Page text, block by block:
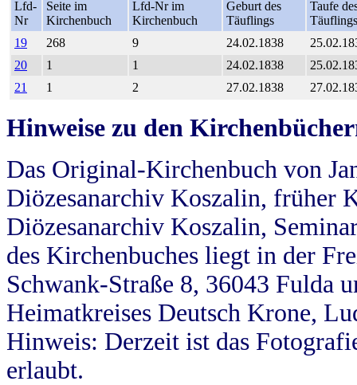
Lfd-
Nr
Seite im
Kirchenbuch
Lfd-Nr im
Kirchenbuch
Geburt des
Täuflings
Taufe
Täuflings
19
268 9 24.02.1838
20
1 1 24.02.1838
21
1 2 27.02.1838
Hinweise zu den
Das Original-Kirchenbuch von
Diözesanarchiv Koszalin, früher
Diözesanarchiv Koszalin,
des Kirchenbuches liegt in der
Schwank-Straße 8, 36043 Fulda
Heimatkreises Deutsch Krone,
Hinweis: Derzeit ist das
erlaubt.